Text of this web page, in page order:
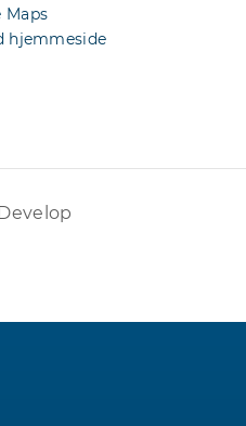
Maps
hjemmeside